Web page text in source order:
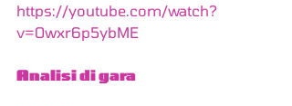
https://youtube.com/watch?
v=Owxr6p5ybME
Analisi di gara